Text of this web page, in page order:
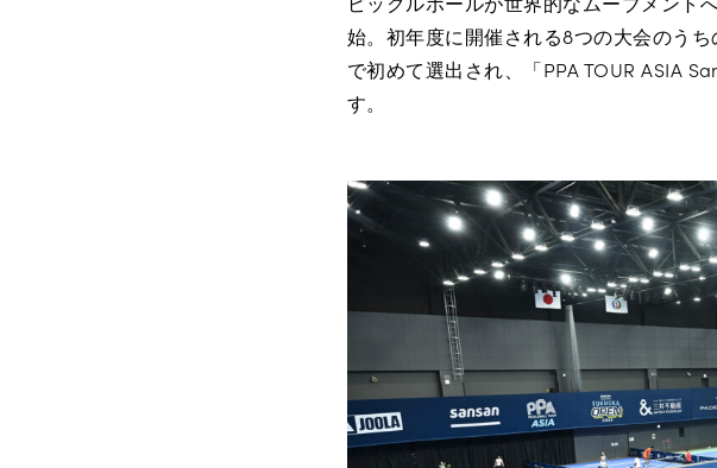
始。初年度に開催される8つの大会のう
で初めて選出され、「PPA TOUR ASIA
す。